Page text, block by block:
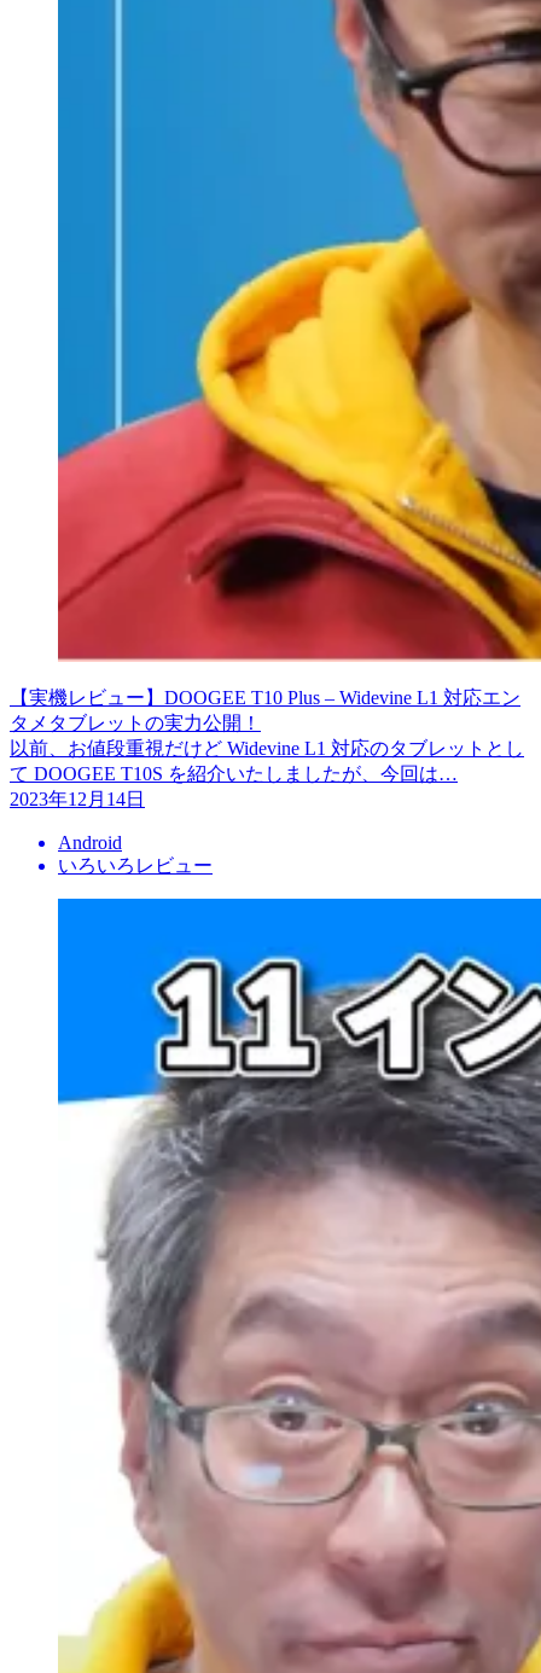
【実機レビュー】DOOGEE T10 Plus – Widevine L1 対応エン
タメタブレットの実力公開！
以前、お値段重視だけど Widevine L1 対応のタブレットとし
て DOOGEE T10S を紹介いたしましたが、今回は…
2023年12月14日
Android
いろいろレビュー